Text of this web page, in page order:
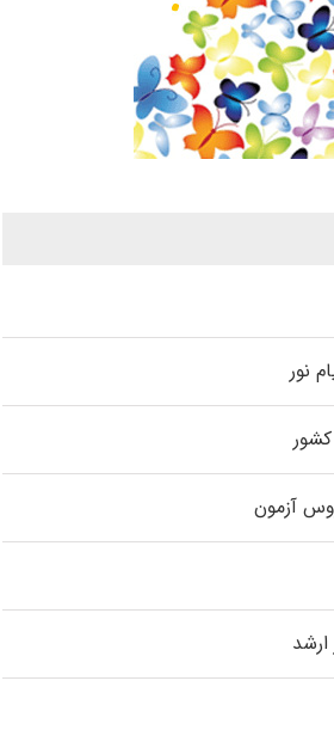
نور
آزمون